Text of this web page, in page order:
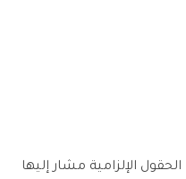
الحقول الإلزامية مشار إليها